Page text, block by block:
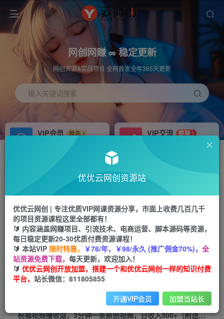
网创网赚 ∞ 稳定更新
网创资源&实战项目 全网首发全年365天更新
输入关键词搜索
VIP会员
抢先
免费下载全站资源
VIP交流
群聊
研究探讨更多创业项目路子。
站长V：hu91275
推荐
首页 福源网 正文
祝福视频撸收益，3分钟一条原创视频，日收入
500+（附送素材）
优优云网创
2年前发布
关注 私信
祝福视频撸收益，3分钟一条原创视频，日收入500+（附送素材）
优优云网创资源站
优优云网创 | 专注优质VIP网课资源分享，市面上收费几百几千
的项目资源课程这里全部都有！
🔰 内容涵盖网赚项目、引流技术、电商运营、脚本源码等资源，
每日稳定更新20-30优质付费资源课程！
🔰 本站VIP 限时特惠， ￥78/年，￥98/永久 (推广佣金70%)， 全
站资源免费下载， 每天更新，欢迎加入！
🔰 优优云网创开放加盟，搭建一个和优优云网创一样的知识付费
平台， 站长微信：811805855
开通VIP会员 加盟当站长